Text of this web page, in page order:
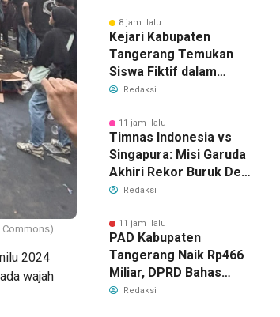
Commons)
2024
wajah
8 jam lalu
Kejari Kabupaten
Tangerang Temukan
Siswa Fiktif dalam
Penyidikan Dana BOP
Redaksi
11 jam lalu
Timnas Indonesia vs
Singapura: Misi Garuda
Akhiri Rekor Buruk Demi
Tiket Semifinal Piala AFF
Redaksi
11 jam lalu
PAD Kabupaten
Tangerang Naik Rp466
Miliar, DPRD Bahas
Perubahan KUA-PPAS
Redaksi